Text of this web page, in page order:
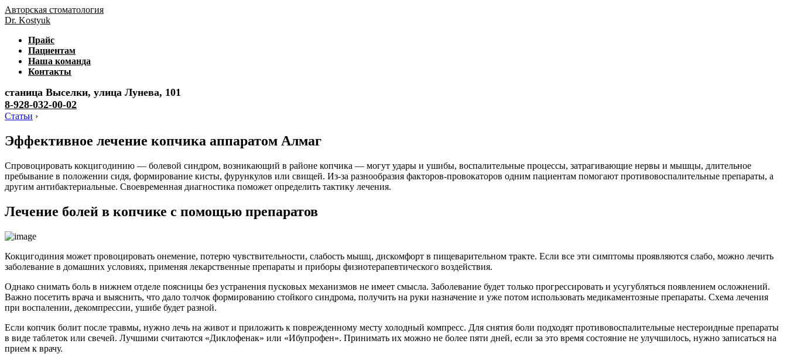
Авторская стоматология
Dr. Kostyuk
Прайс
Пациентам
Наша команда
Контакты
станица Выселки, улица Лунева, 101
8-928-032-00-02
Статьи ›
Эффективное лечение копчика аппаратом Алмаг
Спровоцировать кокцигодинию — болевой синдром, возникающий в районе копчика — могут удары и ушибы, воспалительные процессы, затрагивающие нервы и мышцы, длительное
пребывание в положении сидя, формирование кисты, фурункулов или свищей. Из-за разнообразия факторов-провокаторов одним пациентам помогают противовоспалительные препараты, а
другим антибактериальные. Своевременная диагностика поможет определить тактику лечения.
Лечение болей в копчике с помощью препаратов
Кокцигодиния может провоцировать онемение, потерю чувствительности, слабость мышц, дискомфорт в пищеварительном тракте. Если все эти симптомы проявляются слабо, можно лечить
заболевание в домашних условиях, применяя лекарственные препараты и приборы физиотерапевтического воздействия.
Однако снимать боль в нижнем отделе поясницы без устранения пусковых механизмов не имеет смысла. Заболевание будет только прогрессировать и усугубляться появлением осложнений.
Важно посетить врача и выяснить, что дало толчок формированию стойкого синдрома, получить на руки назначение и уже потом использовать медикаментозные препараты. Схема лечения
при воспалении, декомпрессии, ушибе будет разной.
Если копчик болит после травмы, нужно лечь на живот и приложить к поврежденному месту холодный компресс. Для снятия боли подходят противовоспалительные нестероидные препараты
в виде таблеток или свечей. Лучшими считаются «Диклофенак» или «Ибупрофен». Принимать их можно не более пяти дней, если за это время состояние не улучшилось, нужно записаться на
прием к врачу.